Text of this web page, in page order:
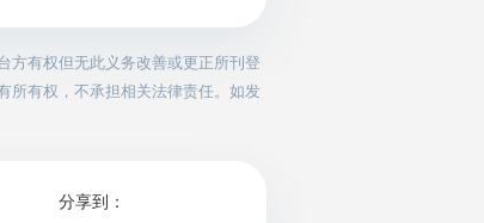
方有权但无此义务改善或更正所刊登
所有权，不承担相关法律责任。如发
分享到：